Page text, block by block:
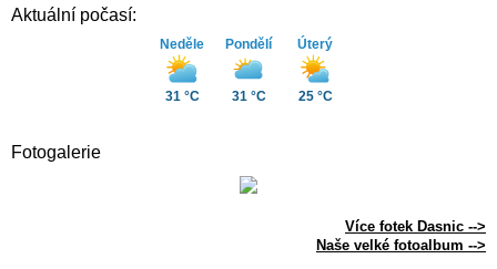
Aktuální počasí:
Neděle
31 °C
Pondělí
31 °C
Úterý
25 °C
Fotogalerie
Více fotek Dasnic -->
Naše velké fotoalbum -->